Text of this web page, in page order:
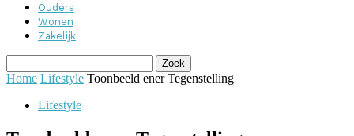
Ouders
Wonen
Zakelijk
Home Lifestyle Toonbeeld ener Tegenstelling
Lifestyle